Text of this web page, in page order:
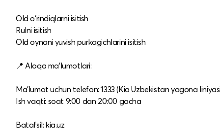
Old o‘rindiqlarni isitish
Rulni isitish
Old oynani yuvish purkagichlarini isitish
📍 Aloqa ma’lumotlari:
Ma’lumot uchun telefon: 1333 (Kia Uzbekistan yagona
Ish vaqti: soat 9:00 dan 20:00 gacha
Batafsil: kia.uz